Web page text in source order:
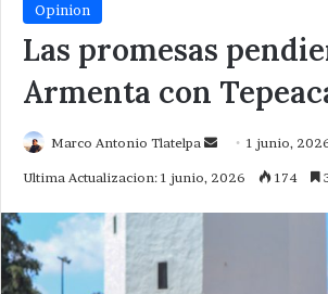
Opinion
Las promesas
Armenta con
Marco Antonio Tlatelpa
Send1 junio,
Ultima Actualizacion: 1 junio, 2026 174